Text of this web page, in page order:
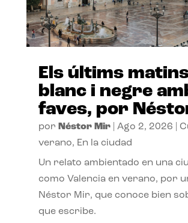
Els últims
blanc i negre
faves, por
por Néstor Mir| Ago 2, 2026
verano, En la ciudad
Un relato ambientado en una
como Valencia en verano, por
Néstor Mir, que conoce bien
que escribe.